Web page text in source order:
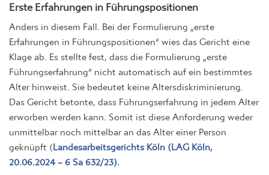
Anders in diesem Fall. Bei der Formulierung „erste
Erfahrungen in Führungspositionen“ wies das Gericht eine
Klage ab. Es stellte fest, dass die Formulierung „erste
Führungserfahrung“ nicht automatisch auf ein bestimmtes
Alter hinweist. Sie bedeutet keine Altersdiskriminierung.
Das Gericht betonte, dass Führungserfahrung in jedem Alter
erworben werden kann. Somit ist diese Anforderung weder
unmittelbar noch mittelbar an das Alter einer Person
geknüpft (Landesarbeitsgerichts Köln (LAG Köln,
20.06.2024 – 6 Sa 632/23).